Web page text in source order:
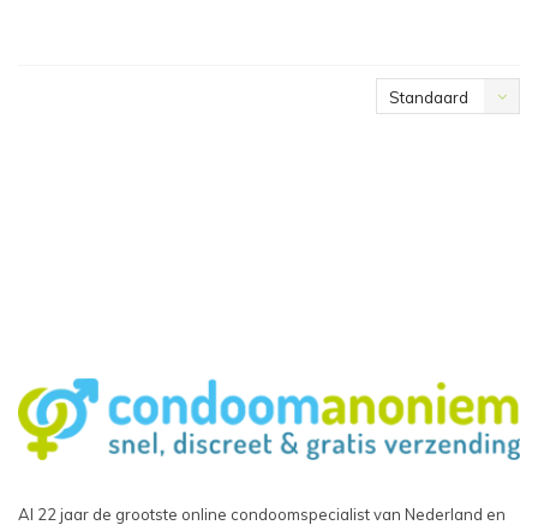
Standaard
Al 22 jaar de grootste online condoomspecialist van Nederland en